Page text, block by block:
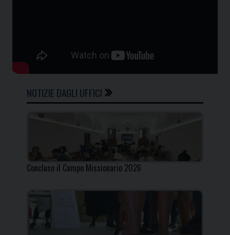
NOTIZIE DAGLI UFFICI
Concluso il Campo Missionario 2026